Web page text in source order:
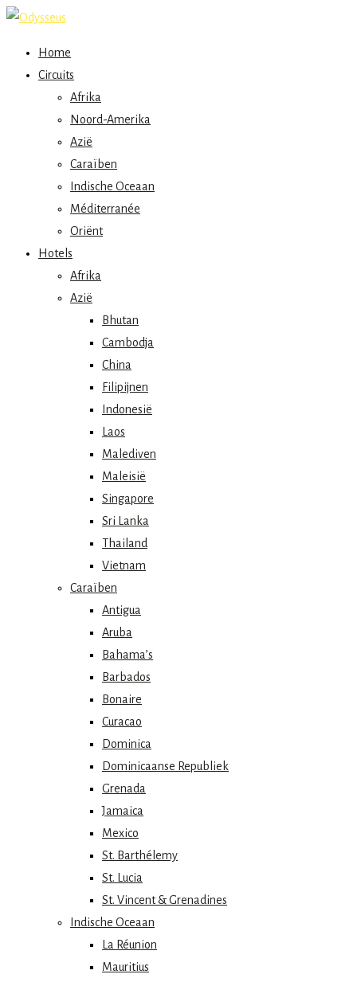
Home
Circuits
Afrika
Noord-Amerika
Azië
Caraïben
Indische Oceaan
Méditerranée
Oriënt
Hotels
Afrika
Azië
Bhutan
Cambodja
China
Filipijnen
Indonesië
Laos
Malediven
Maleisië
Singapore
Sri Lanka
Thailand
Vietnam
Caraïben
Antigua
Aruba
Bahama’s
Barbados
Bonaire
Curacao
Dominica
Dominicaanse Republiek
Grenada
Jamaica
Mexico
St. Barthélemy
St. Lucia
St. Vincent & Grenadines
Indische Oceaan
La Réunion
Mauritius